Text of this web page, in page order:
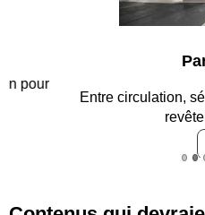
Parking
Entre circulation,
revêtements
Lire le